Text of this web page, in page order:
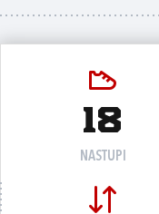
18
NASTUPI